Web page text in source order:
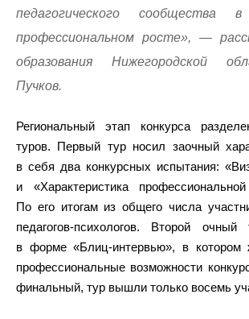
педагогического сообщества
профессиональном росте», —
образования Нижегородской
Пучков.
Региональный этап конкурса
туров. Первый тур носил заочный
в себя два конкурсных испытания:
и «Характеристика
По его итогам из общего числа
педагогов-психологов. Второй очный
в форме «Блиц-интервью», в котором
профессиональные возможности
финальный, тур вышли только восемь